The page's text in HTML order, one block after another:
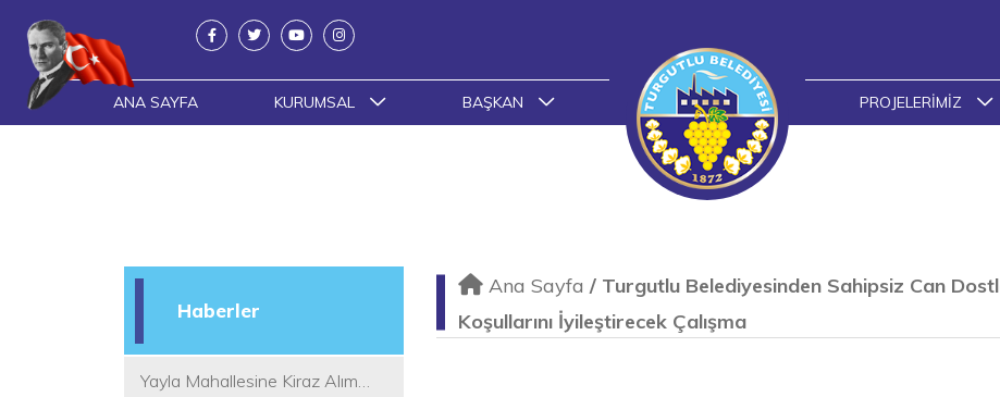
ANA SAYFA KURUMSAL BAŞKAN PROJELERIMIZ
Haberler
Yayla Mahallesine Kiraz Alım
Ana Sayfa / Turgutlu Belediyesinden Sahipsiz Can
Koşullarını İyileştirecek Çalışma